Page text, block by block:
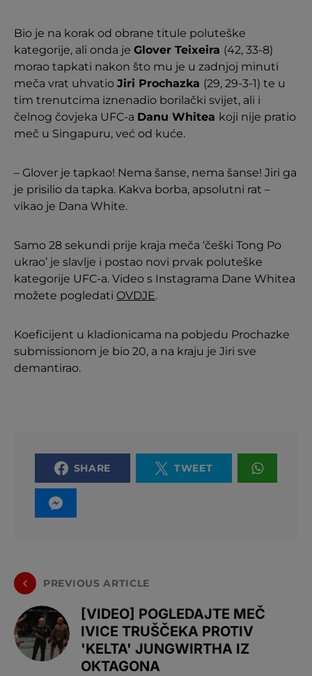
Bio je na korak od obrane titule poluteške
kategorije, ali onda je Glover Teixeira (42, 33-8)
morao tapkati nakon što mu je u zadnjoj minuti
meča vrat uhvatio Jiri Prochazka (29, 29-3-1) te u
tim trenutcima iznenadio borilački svijet, ali i
čelnog čovjeka UFC-a Danu Whitea koji nije pratio
meč u Singapuru, već od kuće.
– Glover je tapkao! Nema šanse, nema šanse! Jiri ga
je prisilio da tapka. Kakva borba, apsolutni rat –
vikao je Dana White.
Samo 28 sekundi prije kraja meča ‘češki Tong Po
ukrao’ je slavlje i postao novi prvak poluteške
kategorije UFC-a. Video s Instagrama Dane Whitea
možete pogledati OVDJE.
Koeficijent u kladionicama na pobjedu Prochazke
submissionom je bio 20, a na kraju je Jiri sve
demantirao.
SHARE TWEET
PREVIOUS ARTICLE
[VIDEO] POGLEDAJTE MEČ
IVICE TRUŠČEKA PROTIV
'KELTA' JUNGWIRTHA IZ
OKTAGONA